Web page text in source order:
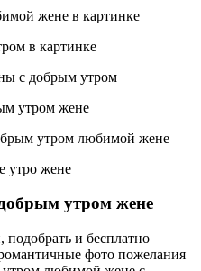
утром жене
и бесплатно
фото пожелания